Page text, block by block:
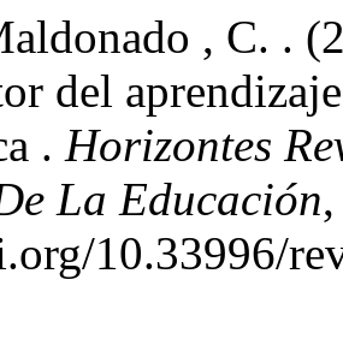
, C. .
del
. Horizontes
La Educación
10.33996/